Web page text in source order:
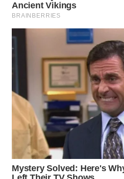
WN
PAKPAK
WN
BOGOR
WN
DEPOK